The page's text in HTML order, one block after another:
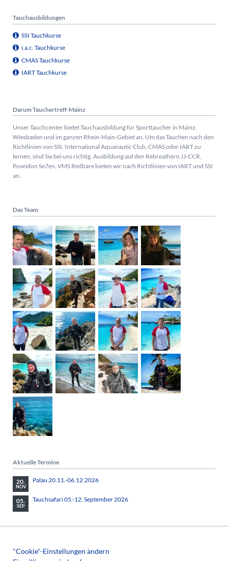
Tauchausbildungen
SSI Tauchkurse
i.a.c. Tauchkurse
CMAS Tauchkurse
IART Tauchkurse
Darum Tauchertreff-Mainz
Unser Tauchcenter bietet Tauchausbildung für Sporttaucher in Mainz,
Wiesbaden und im ganzen Rhein-Main-Gebiet an. Um das Tauchen nach den
Richtlinien von SSI, International Aquanautic Club, CMAS oder IART zu
lernen, sind Sie bei uns richtig. Ausbildung auf den Rebreathern JJ-CCR,
Poseidon Se7en, VMS Redbare bieten wir nach Richtlinien von IART und SSI
an.
Das Team
Aktuelle Termine
20.
NOV
Palau 20.11.-06.12.2026
05.
SEP
Tauchsafari 05.-12. September 2026
"Cookie"-Einstellungen ändern